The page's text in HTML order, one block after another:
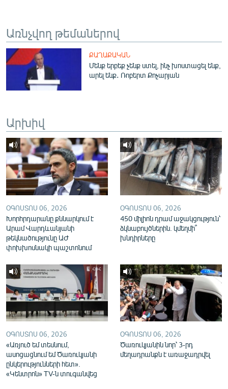
ԱՐԽԻՎ
ՏԵՍԱՆՅՈՒԹԵՐ
ԲԱՆԱՎԵՃ
Հայերեն
English
Русский
ՀԵՏԵՎԵՔ ՄԵԶ
«Ազատության» բոլոր կայքերը
Առնչվող թեմաներով
ՔԱՂԱՔԱԿԱՆ
Մենք երբեք չենք ստել, ինչ խոստացել ենք,
արել ենք․ Ռոբերտ Քոչարյան
Արխիվ
ՕԳՈՍՏՈՍ 06, 2026
Խորհրդարանը քննարկում է
Արամ Վարդևանյանի
թեկնածությունը ԱԺ
փոխխոսնակի պաշտոնում
ՕԳՈՍՏՈՍ 06, 2026
450 միլիոն դրամ աջակցություն՝
ձկնաբույծներին. կմեղմի՞
խնդիրները
ՕԳՈՍՏՈՍ 06, 2026
«Առյուծ եմ տեսնում,
ասոցացնում եմ Ծառուկյանի
ընկերությունների հետ».
«Կենտրոն» TV-ն տուգանվեց
ՕԳՈՍՏՈՍ 06, 2026
Ծառուկյանին նոր՝ 3-րդ
մեղադրանքն է առաջադրվել